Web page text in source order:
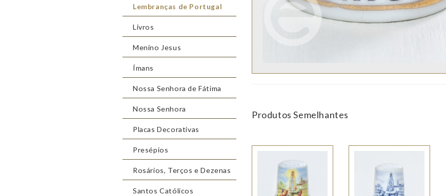
Lembranças de Portugal
Livros
Menino Jesus
Ímans
Nossa Senhora de Fátima
Nossa Senhora
Placas Decorativas
Presépios
Rosários, Terços e Dezenas
Santos Católicos
Produtos Semelhantes